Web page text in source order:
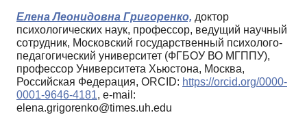
Елена Леонидовна Григоренко, доктор
психологических наук, профессор, ведущий научный
сотрудник, Московский государственный психолого-
педагогический университет (ФГБОУ ВО МГППУ),
профессор Университета Хьюстона, Москва,
Российская Федерация, ORCID: https://orcid.org/0000-
0001-9646-4181, e-mail:
elena.grigorenko@times.uh.edu